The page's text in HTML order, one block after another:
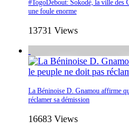
#TogoDebout: Sokodé, la ville des
une foule enorme
13731 Views
La Béninoise D. Gnamou affirme
réclamer sa démission
16683 Views